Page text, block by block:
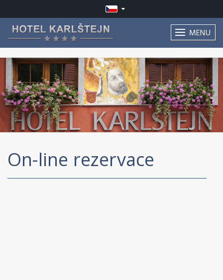
MENU
On-line rezervace